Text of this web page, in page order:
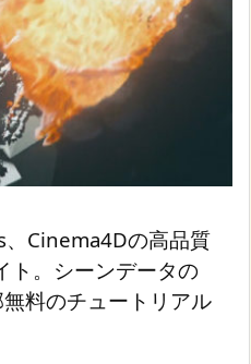
Cinema4Dの高品質
ト。シーンデータの
料のチュートリアル